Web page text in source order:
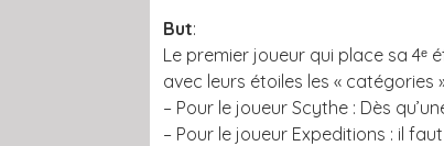
But:
Le premier joueur qui place sa 4ᵉ
avec leurs étoiles les « catégories
– Pour le joueur Scythe : Dès
– Pour le joueur Expeditions : il